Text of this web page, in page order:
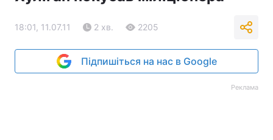
18:01, 11.07.11 2 хв. 2205
Підпишіться на нас в Google
Реклама